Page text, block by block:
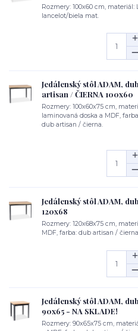
Rozmery: 100x60 cm, materiál:
lancelot/biela mat.
Jedálenský stôl ADAM, dub
artisan / ČIERNA 100x60
Rozmery: 100x60x75 cm,
laminovaná doska a MDF,
dub artisan / čierna.
Jedálenský stôl ADAM,
120x68
Rozmery: 120x68x75 cm,
MDF, farba: dub artisan /
Jedálenský stôl ADAM,
90x65 - NA SKLADE!
Rozmery: 90x65x75 cm,